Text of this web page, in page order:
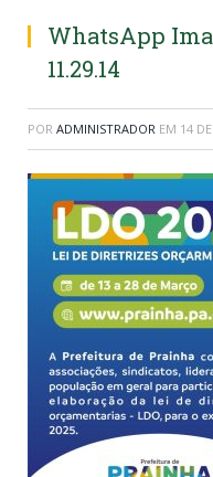
WhatsApp
11.29.14
POR ADMINISTRADOR EM 14